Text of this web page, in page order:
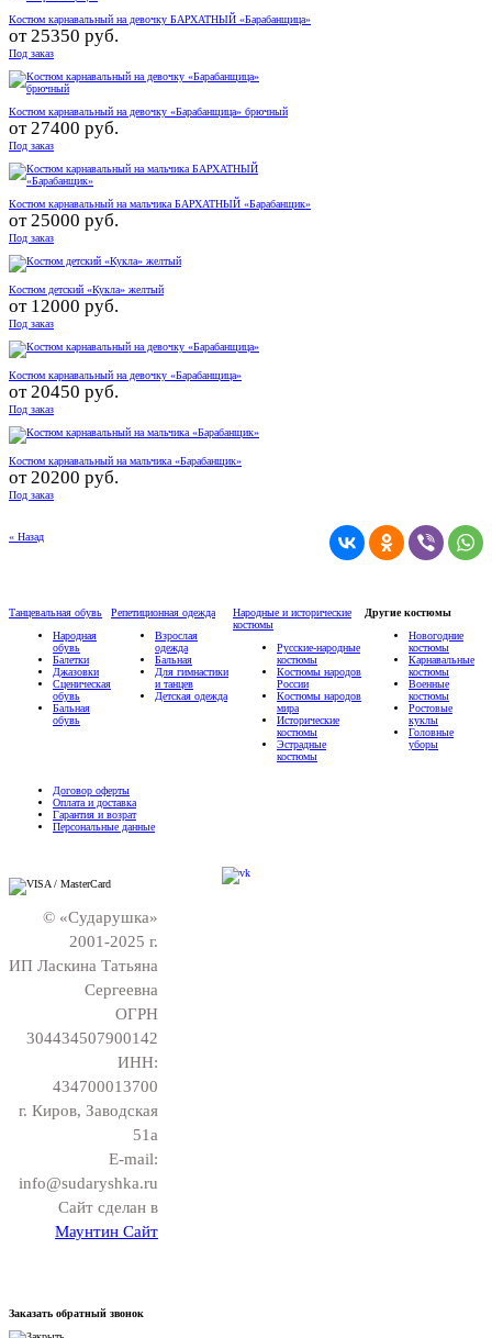
Костюм карнавальный на девочку БАРХАТНЫЙ «Барабанщица»
от25350 руб.
Под заказ
Костюм карнавальный на девочку «Барабанщица» брючный
от27400 руб.
Под заказ
Костюм карнавальный на мальчика БАРХАТНЫЙ «Барабанщик»
от25000 руб.
Под заказ
Костюм детский «Кукла» желтый
от 12000 руб.
Под заказ
Костюм карнавальный на девочку «Барабанщица»
от20450 руб.
Под заказ
Костюм карнавальный на мальчика «Барабанщик»
от20200 руб.
Под заказ
« Назад
Танцевальная обувь
Народная
обувь
Балетки
Джазовки
Сценическая
обувь
Бальная
обувь
Репетиционная одежда
Взрослая
одежда
Бальная
Для гимнастики
и танцев
Детская одежда
Народные и исторические
костюмы
Русские-народные
костюмы
Костюмы народов
России
Костюмы народов
мира
Исторические
костюмы
Эстрадные
костюмы
Другие костюмы
Новогодние
костюмы
Карнавальные
костюмы
Военные
костюмы
Ростовые
куклы
Головные
уборы
Договор оферты
Оплата и доставка
Гарантия и возрат
Персональные данные
© «Сударушка»
2001-2025 г.
ИП Ласкина Татьяна
Сергеевна
ОГРН
304434507900142
ИНН:
434700013700
г. Киров, Заводская
51а
E-mail:
info@sudaryshka.ru
Сайт сделан в
Маунтин Сайт
Заказать обратный звонок